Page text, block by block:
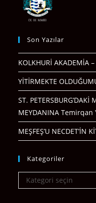
Son Yazılar
KOLKHURİ AKADEMİA
YİTİRMEKTE
ST. PETERSBURG’DAKİ
MEYDANINA Temirqan
MEŞFEŞ’U NECDET’İN
Kategoriler
Kategoriler
Kategori seçin